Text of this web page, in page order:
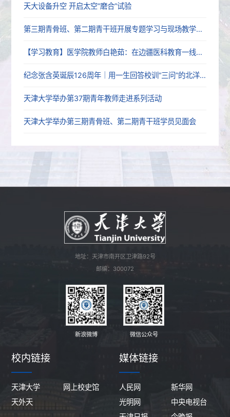
天大设备升空 开启太空“磨合”试验
第三期青骨班、第二期青干班开展专题学习与现场教学活动
【学习教育】医学院教师白艳茹：在边疆医科教育一线践行育人初心
纪念张含英诞辰126周年｜用一生回答校训“三问”的北洋老校长
天津大学举办第37期青年教师走进系列活动
天津大学举办第三期青骨班、第二期青干班学员见面会
地址：天津市南开区卫津路92号
邮编：300072
新浪微博 微信公众号
校内链接
天津大学
网上校史馆
天外天
媒体链接
人民网
新华网
光明网
中央电视台